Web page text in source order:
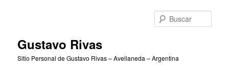
Gustavo Rivas
Sitio Personal de Gustavo Rivas – Avellaneda – Argentina